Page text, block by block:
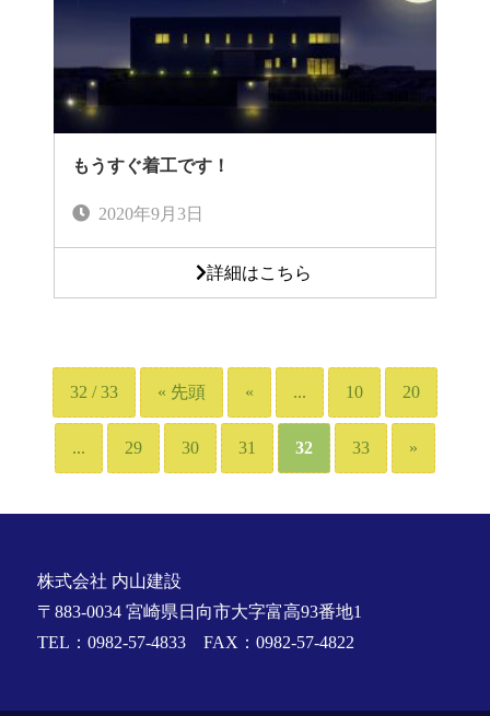
もうすぐ着工です！
2020年9月3日
詳細はこちら
32 / 33 « 先頭 « ... 10 20
... 29 30 31 32 33 »
株式会社 内山建設
〒883-0034 宮崎県日向市大字富高93番地1
TEL：0982-57-4833 FAX：0982-57-4822